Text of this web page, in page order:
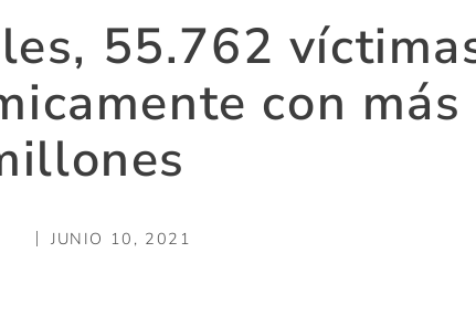
55.762
con
JUNIO 10, 2021